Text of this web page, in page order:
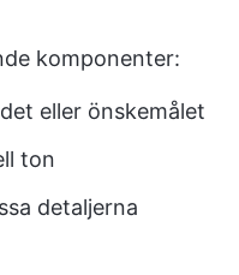
komponenter:
eller önskemålet
ton
detaljerna